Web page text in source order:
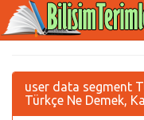
user data segment
Türkçe Ne Demek,